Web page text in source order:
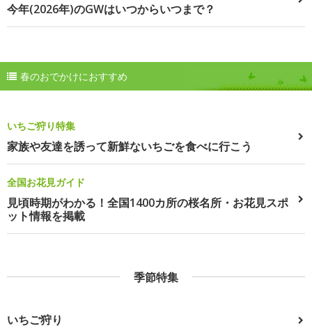
今年(2026年)のGWはいつからいつまで？
春のおでかけにおすすめ
いちご狩り特集
家族や友達を誘って新鮮ないちごを食べに行こう
全国お花見ガイド
見頃時期がわかる！全国1400カ所の桜名所・お花見スポ
ット情報を掲載
季節特集
いちご狩り